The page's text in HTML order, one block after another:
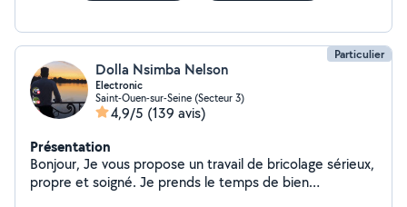
Particulier
Dolla Nsimba Nelson
Electronic
Saint-Ouen-sur-Seine (Secteur 3)
4,9/5 (139 avis)
Présentation
Bonjour, Je vous propose un travail de bricolage sérieux,
propre et soigné. Je prends le temps de bien